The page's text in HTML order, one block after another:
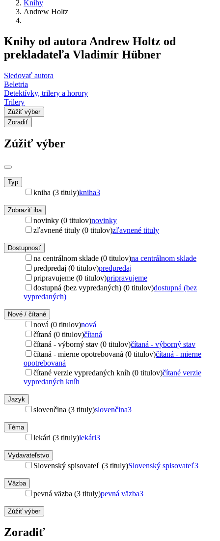
Knihy
Andrew Holtz
Knihy od autora Andrew Holtz od
prekladateľa Vladimír Hübner
Sledovať autora
Beletria
Detektívky, trilery a horory
Trilery
Zúžiť výber
Zoradiť
Zúžiť výber
Typ
kniha (3 tituly)kniha3
Zobraziť iba
novinky (0 titulov)novinky
zľavnené tituly (0 titulov)zľavnené tituly
Dostupnosť
na centrálnom sklade (0 titulov)na centrálnom sklade
predpredaj (0 titulov)predpredaj
pripravujeme (0 titulov)pripravujeme
dostupná (bez vypredaných) (0 titulov)dostupná (bez
vypredaných)
Nové / čítané
nová (0 titulov)nová
čítaná (0 titulov)čítaná
čítaná - výborný stav (0 titulov)čítaná - výborný stav
čítaná - mierne opotrebovaná (0 titulov)čítaná - mierne
opotrebovaná
čítané verzie vypredaných kníh (0 titulov)čítané verzie
vypredaných kníh
Jazyk
slovenčina (3 tituly)slovenčina3
Téma
lekári (3 tituly)lekári3
Vydavateľstvo
Slovenský spisovateľ (3 tituly)Slovenský spisovateľ3
Väzba
pevná väzba (3 tituly)pevná väzba3
Zúžiť výber
Zoradiť